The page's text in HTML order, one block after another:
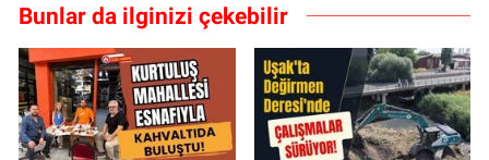
Bunlar da ilginizi çekebilir